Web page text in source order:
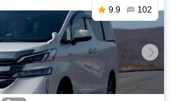
9.9 102